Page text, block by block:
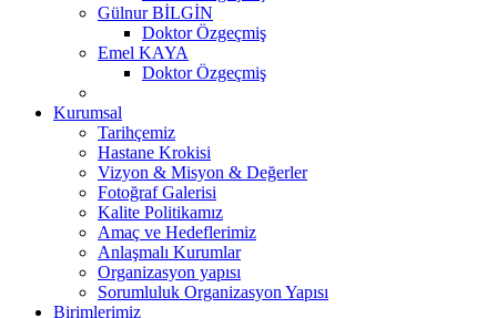
Gülnur BİLGİN
Doktor Özgeçmiş
Emel KAYA
Doktor Özgeçmiş
Kurumsal
Tarihçemiz
Hastane Krokisi
Vizyon & Misyon & Değerler
Fotoğraf Galerisi
Kalite Politikamız
Amaç ve Hedeflerimiz
Anlaşmalı Kurumlar
Organizasyon yapısı
Sorumluluk Organizasyon Yapısı
Birimlerimiz